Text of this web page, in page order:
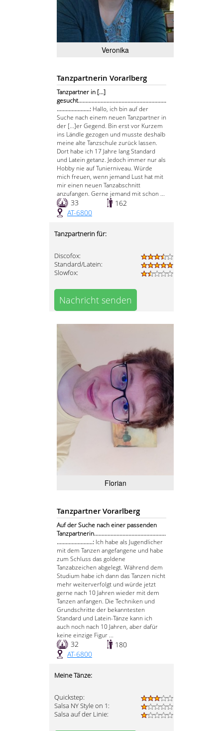
Veronika
Tanzpartnerin Vorarlberg
Tanzpartner in [...]
gesucht...........................................................
......................: Hallo, ich bin auf der
Suche nach einem neuen Tanzpartner in
der [...]er Gegend. Bin erst vor Kurzem
ins Ländle gezogen und musste deshalb
meine alte Tanzschule zurück lassen.
Dort habe ich 17 Jahre lang Standard
und Latein getanz. Jedoch immer nur als
Hobby nie auf Tunierniveau. Würde
mich freuen, wenn jemand Lust hat mit
mir einen neuen Tanzabschnitt
anzufangen. Gerne jemand mit schon ...
33
162
AT-6800
Tanzpartnerin für:
Discofox:
Standard/Latein:
Slowfox:
Nachricht senden
Florian
Tanzpartner Vorarlberg
Auf der Suche nach einer passenden
Tanzpartnerin................................................
........................: Ich habe als Jugendlicher
mit dem Tanzen angefangene und habe
zum Schluss das goldene
Tanzabzeichen abgelegt. Während dem
Studium habe ich dann das Tanzen nicht
mehr weiterverfolgt und würde jetzt
gerne nach 10 Jahren wieder mit dem
Tanzen anfangen. Die Techniken und
Grundschritte der bekanntesten
Standard und Latein-Tänze kann ich
auch noch nach 10 Jahren, aber dafür
keine einzige Figur ...
32
180
AT-6800
Meine Tänze:
Quickstep:
Salsa NY Style on 1:
Salsa auf der Linie: